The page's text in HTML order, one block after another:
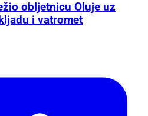
obljetnicu Oluje uz
i vatromet